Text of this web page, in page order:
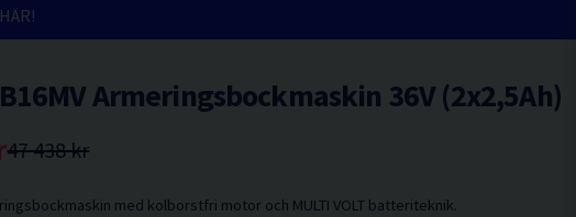
Armeringsbockmaskin 36V (2x2,5Ah)
47 438 kr
med kolborstfri motor och MULTI VOLT batteriteknik.